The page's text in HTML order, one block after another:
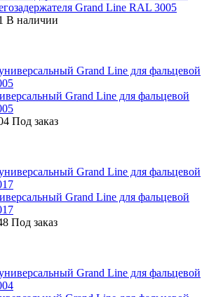
Grand Line RAL 3005
В наличии
Grand Line для фальцевой
Под заказ
Grand Line для фальцевой
Под заказ